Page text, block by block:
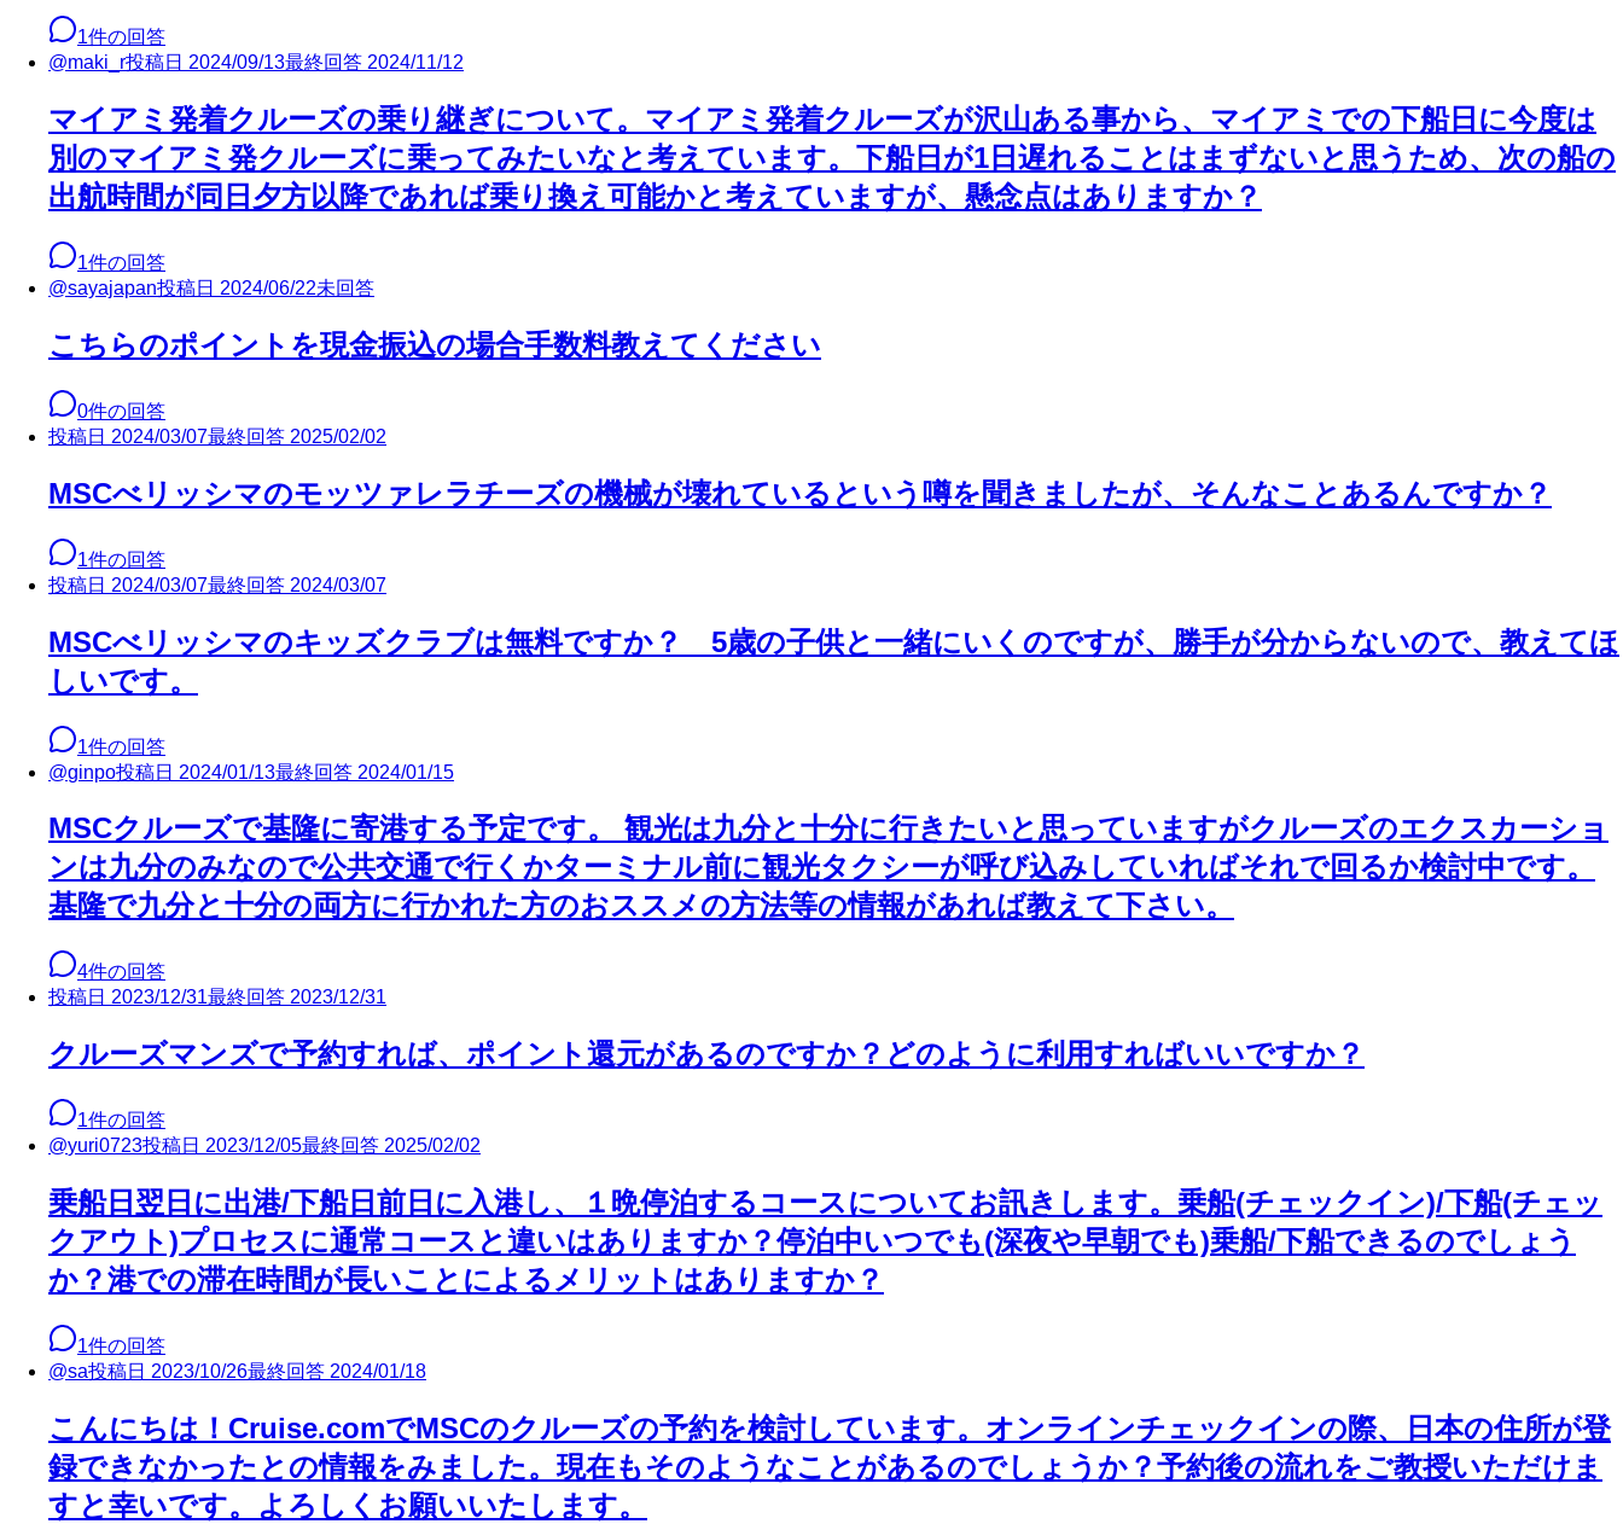
1件の回答
@maki_r投稿日 2024/09/13最終回答 2024/11/12
マイアミ発着クルーズの乗り継ぎについて。マイアミ発着クルーズが沢山ある事から、マイアミでの下船日に今度は
別のマイアミ発クルーズに乗ってみたいなと考えています。下船日が1日遅れることはまずないと思うため、次の船の
出航時間が同日夕方以降であれば乗り換え可能かと考えていますが、懸念点はありますか？
1件の回答
@sayajapan投稿日 2024/06/22未回答
こちらのポイントを現金振込の場合手数料教えてください
0件の回答
投稿日 2024/03/07最終回答 2025/02/02
MSCべリッシマのモッツァレラチーズの機械が壊れているという噂を聞きましたが、そんなことあるんですか？
1件の回答
投稿日 2024/03/07最終回答 2024/03/07
MSCべリッシマのキッズクラブは無料ですか？ 5歳の子供と一緒にいくのですが、勝手が分からないので、教えてほ
しいです。
1件の回答
@ginpo投稿日 2024/01/13最終回答 2024/01/15
MSCクルーズで基隆に寄港する予定です。 観光は九分と十分に行きたいと思っていますがクルーズのエクスカーショ
ンは九分のみなので公共交通で行くかターミナル前に観光タクシーが呼び込みしていればそれで回るか検討中です。
基隆で九分と十分の両方に行かれた方のおススメの方法等の情報があれば教えて下さい。
4件の回答
投稿日 2023/12/31最終回答 2023/12/31
クルーズマンズで予約すれば、ポイント還元があるのですか？どのように利用すればいいですか？
1件の回答
@yuri0723投稿日 2023/12/05最終回答 2025/02/02
乗船日翌日に出港/下船日前日に入港し、１晩停泊するコースについてお訊きします。乗船(チェックイン)/下船(チェッ
クアウト)プロセスに通常コースと違いはありますか？停泊中いつでも(深夜や早朝でも)乗船/下船できるのでしょう
か？港での滞在時間が長いことによるメリットはありますか？
1件の回答
@sa投稿日 2023/10/26最終回答 2024/01/18
こんにちは！Cruise.comでMSCのクルーズの予約を検討しています。オンラインチェックインの際、日本の住所が登
録できなかったとの情報をみました。現在もそのようなことがあるのでしょうか？予約後の流れをご教授いただけま
すと幸いです。よろしくお願いいたします。